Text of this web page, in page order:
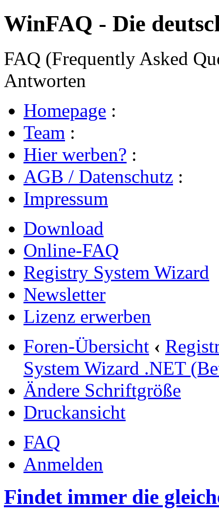
WinFAQ - Die
FAQ (Frequently Asked
Antworten
Homepage :
Team :
Hier werben? :
AGB / Datenschutz :
Impressum
Download
Online-FAQ
Registry System Wizard
Newsletter
Lizenz erwerben
Foren-Übersicht ‹
System Wizard .NET
Ändere Schriftgröße
Druckansicht
FAQ
Anmelden
Findet immer die